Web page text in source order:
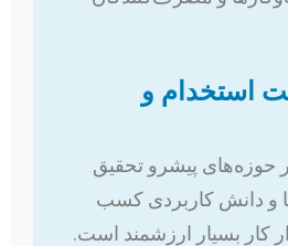
استخدام و
حوزه‌های پیشرو تحقیق
و دانش کاربردی کسب
کار بسیار ارزشمند است.